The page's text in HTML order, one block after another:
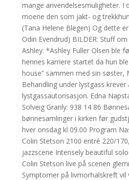
mange anvendelsesmuligheter. I
moene den som jakt- og
(Tana Helene Blegen) Og dette
Odin Evendrud) BILDER: Stuff
Ashley: *Ashley Fuller Olsen ble
hennes karriere startet da hun
house” sammen med sin søster,
Behandling under lystgass
lystgassautorisasjon. Edna
Solveig Granly: 938 14 86
bønnesamlinger i kirken før
hver onsdag kl 09.00 Program
Colin Stetson 2100 entré 220/
jazzscene Intensely beautiful
Colin Stetson live på scenen
Symptomer på livmorhalskreft